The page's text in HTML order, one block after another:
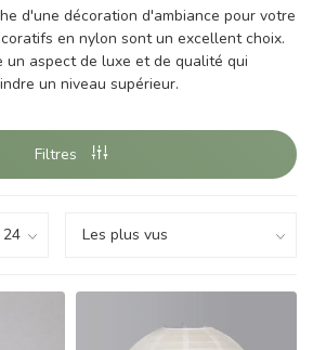
d'une décoration d'ambiance pour votre
en nylon sont un excellent choix.
un aspect de luxe et de qualité qui
un niveau supérieur.
Filtres